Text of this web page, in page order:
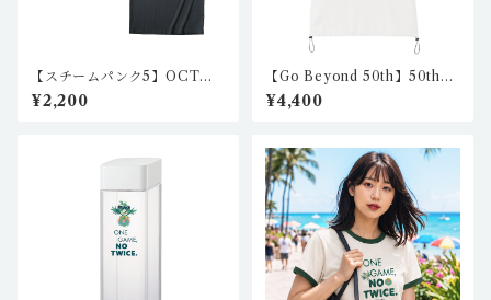
【スチームパンク5】OCTシ
ャツ I5-CT-N101,2（2カラ
ー）
¥2,200
【Go Beyond 50th】50th
リラックスフィットシャツ1
（ホワイト） nkc-rft-01
¥4,400